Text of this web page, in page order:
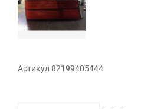
Артикул 82199405444